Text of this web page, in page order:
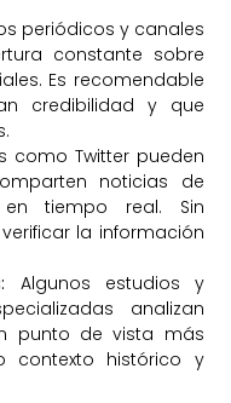
periódicos y canales
constante sobre
Es recomendable
credibilidad y que
como Twitter pueden
noticias de
tiempo real. Sin
la información
Algunos estudios y
analizan
punto de vista más
contexto histórico y